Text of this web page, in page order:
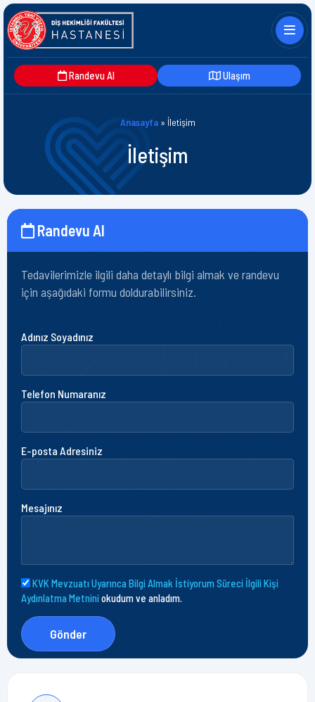
Randevu Al Ulaşım
Anasayfa» İletişim
İletişim
Randevu Al
Tedavilerimizle ilgili daha detaylı bilgi almak ve randevu
için aşağıdaki formu doldurabilirsiniz.
Adınız Soyadınız
Telefon Numaranız
E-posta Adresiniz
Mesajınız
KVK Mevzuatı Uyarınca Bilgi Almak İstiyorum Süreci İlgili Kişi
Aydınlatma Metnini okudum ve anladım.